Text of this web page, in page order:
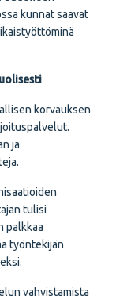
kunnat saavat
korvauksen
ja
tulisi
palkkaa
työntekijän
vahvistamista